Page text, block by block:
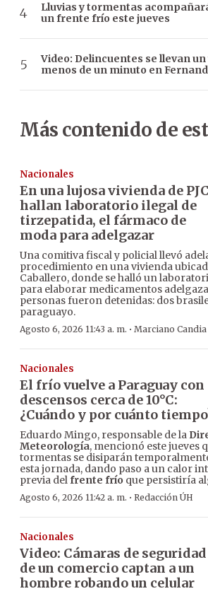
Lluvias y tormentas
un frente frío este jueves
Video: Delincuentes se llevan
menos de un minuto en
Más contenido de
Nacionales
En una lujosa vivienda de PJC
hallan laboratorio ilegal de
tirzepatida, el fármaco de
moda para adelgazar
Una comitiva fiscal y policial llevó
procedimiento en una vivienda
Caballero, donde se halló un
para elaborar medicamentos
personas fueron detenidas: dos
paraguayo.
Agosto 6, 2026 11:43 a. m. · Marciano Candia
Nacionales
El frío vuelve a Paraguay con
descensos cerca de 10°C:
¿Cuándo y por cuánto
Eduardo Mingo, responsable de la
Meteorología, mencionó este jueves
tormentas se disiparán
esta jornada, dando paso a un calor
previa delfrente frío que persistiría
Agosto 6, 2026 11:42 a. m. · Redacción ÚH
Nacionales
Video: Cámaras de seguridad
de un comercio captan a un
hombre robando un celular